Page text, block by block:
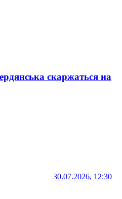
скаржаться на
30.07.2026, 12:30